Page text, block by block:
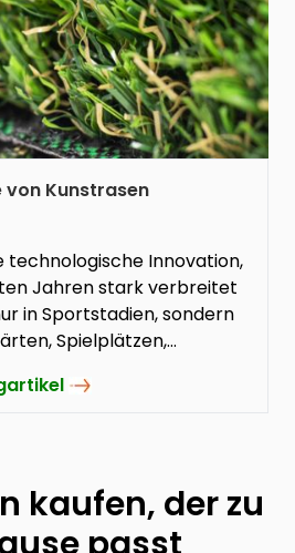
von Kunstrasen
technologische Innovation,
Jahren stark verbreitet
in Sportstadien, sondern
Spielplätzen,
kaufen, der zu